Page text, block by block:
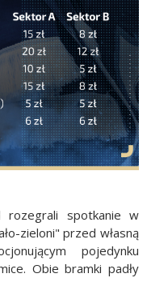
rozegrali spotkanie w
zieloni" przed własną
pojedynku
Obie bramki padły